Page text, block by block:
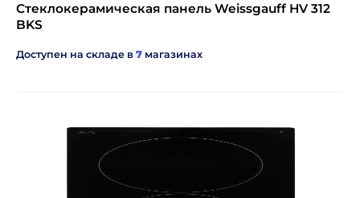
Стеклокерамическая панель Weissgauff HV 312
BKS
Доступен на складе в 7 магазинах